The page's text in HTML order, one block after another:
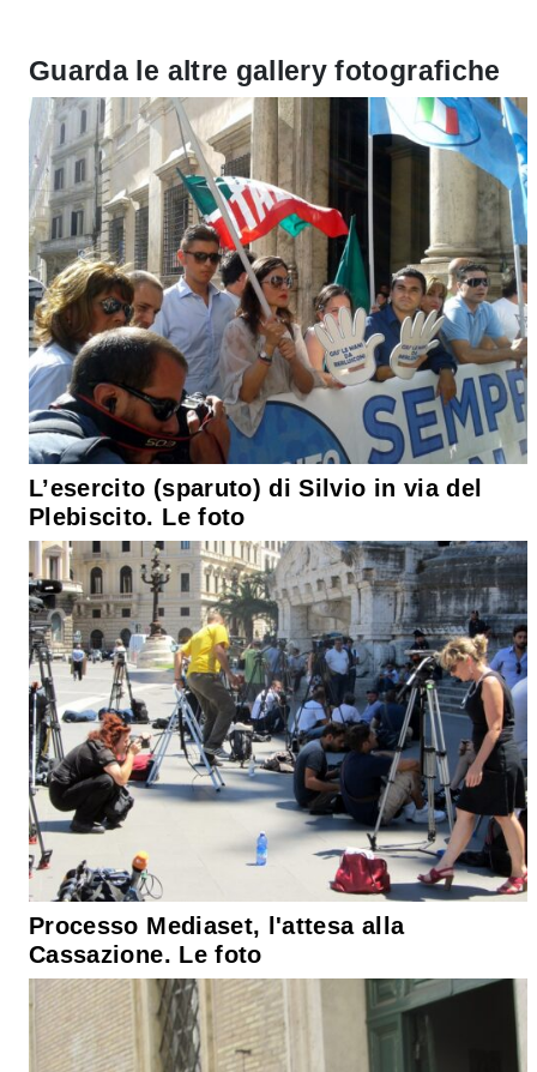
Guarda le altre gallery fotografiche
L’esercito (sparuto) di Silvio in via del
Plebiscito. Le foto
Processo Mediaset, l'attesa alla
Cassazione. Le foto